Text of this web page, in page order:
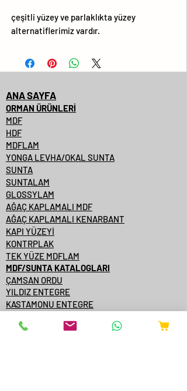
çeşitli yüzey ve parlaklıkta yüzey
alternatiflerimiz vardır.
ANA SAYFA
ORMAN ÜRÜNLERİ
MDF
HDF
MDFLAM
YONGA LEVHA/OKAL SUNTA
SUNTA
SUNTALAM
GLOSSYLAM
AĞAÇ KAPLAMALI MDF
AĞAÇ KAPLAMALI KENARBANT
KAPI YÜZEYİ
KONTRPLAK
TEK YÜZE MDFLAM
MDF/SUNTA KATALOGLARI
ÇAMSAN ORDU
YILDIZ ENTEGRE
KASTAMONU ENTEGRE
TAVERPAN